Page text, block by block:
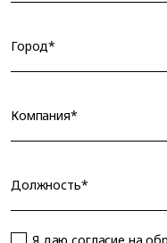
Город*
Компания*
Должность*